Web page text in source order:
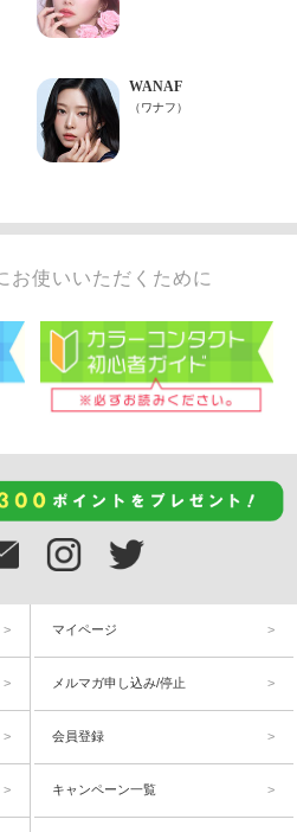
お使いいただくために
マイページ
メルマガ申し込み/停止
会員登録
キャンペーン一覧